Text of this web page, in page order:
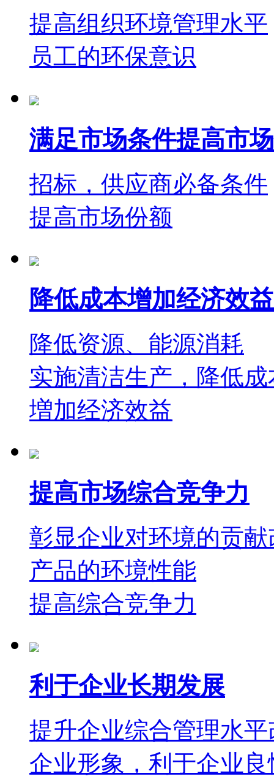
提高组织环境管理水平
员工的环保意识
满足市场条件提高市
招标，供应商必备条件
提高市场份额
降低成本增加经济效益
降低资源、能源消耗
实施清洁生产，降低成
増加经济效益
提高市场综合竞争力
彰显企业对环境的贡献
产品的环境性能
提高综合竞争力
利于企业长期发展
提升企业综合管理水平
企业形象，利于企业良